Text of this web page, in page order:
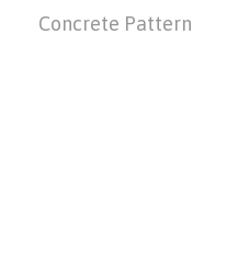
Concrete Pattern